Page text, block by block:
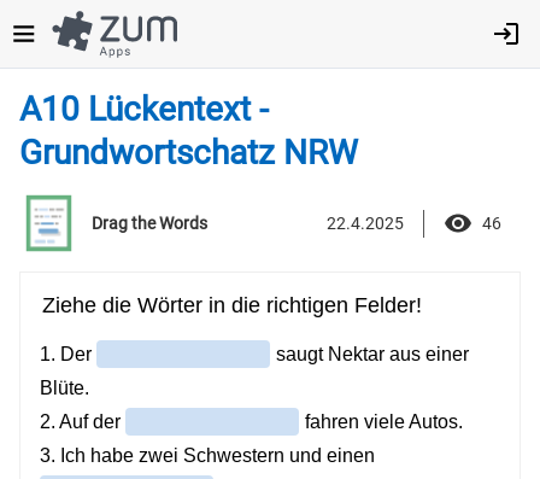
zum
Inhalt
A10 Lückentext -
Grundwortschatz NRW
Drag the Words 22.4.2025 46